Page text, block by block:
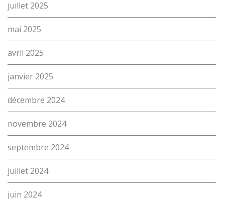
juillet 2025
mai 2025
avril 2025
janvier 2025
décembre 2024
novembre 2024
septembre 2024
juillet 2024
juin 2024